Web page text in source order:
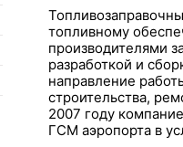
топливному
производителями
разработкой и
направление
строительства,
2007 году
ГСМ аэропорта в